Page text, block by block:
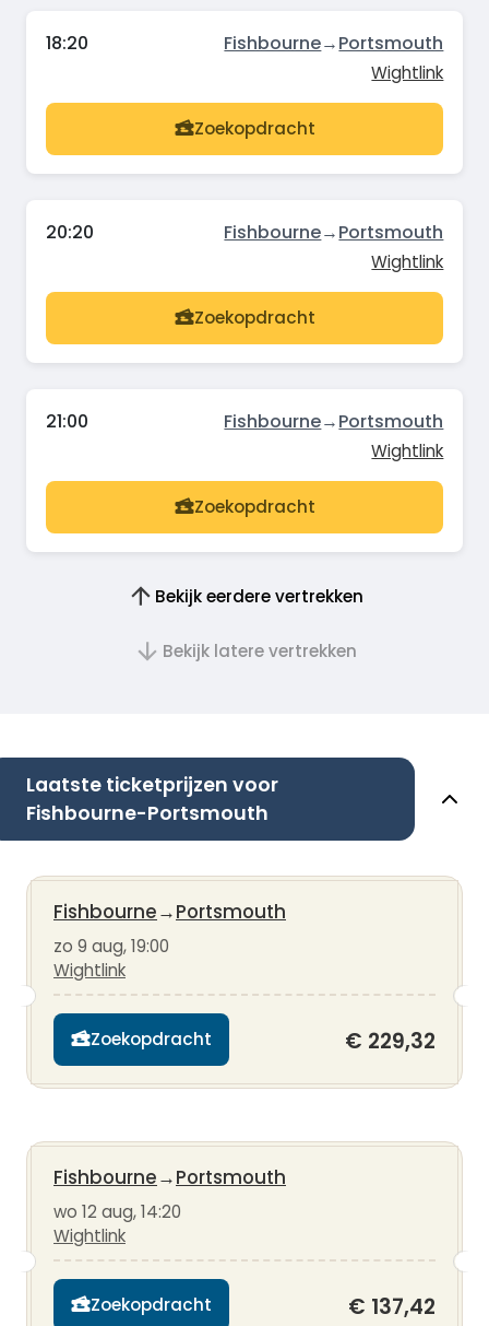
18:20 Fishbourne→Portsmouth
Wightlink
Zoekopdracht
20:20 Fishbourne→Portsmouth
Wightlink
Zoekopdracht
21:00 Fishbourne→Portsmouth
Wightlink
Zoekopdracht
Bekijk eerdere vertrekken
Bekijk latere vertrekken
Laatste ticketprijzen voor
Fishbourne-Portsmouth
Fishbourne→Portsmouth
zo 9 aug, 19:00
Wightlink
Zoekopdracht € 229,32
Fishbourne→Portsmouth
wo 12 aug, 14:20
Wightlink
Zoekopdracht € 137,42